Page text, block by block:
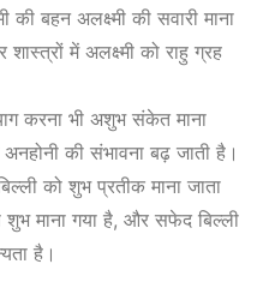
की बहन अलक्ष्मी की सवारी माना
में अलक्ष्मी को राहु ग्रह
करना भी अशुभ संकेत माना
की संभावना बढ़ जाती है।
को शुभ प्रतीक माना जाता
माना गया है, और सफेद बिल्ली
है।